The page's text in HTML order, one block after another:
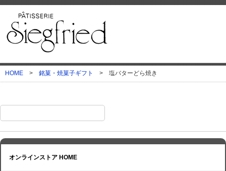
HOME > 銘菓・焼菓子ギフト > 塩バターどら焼き
オンラインストア HOME